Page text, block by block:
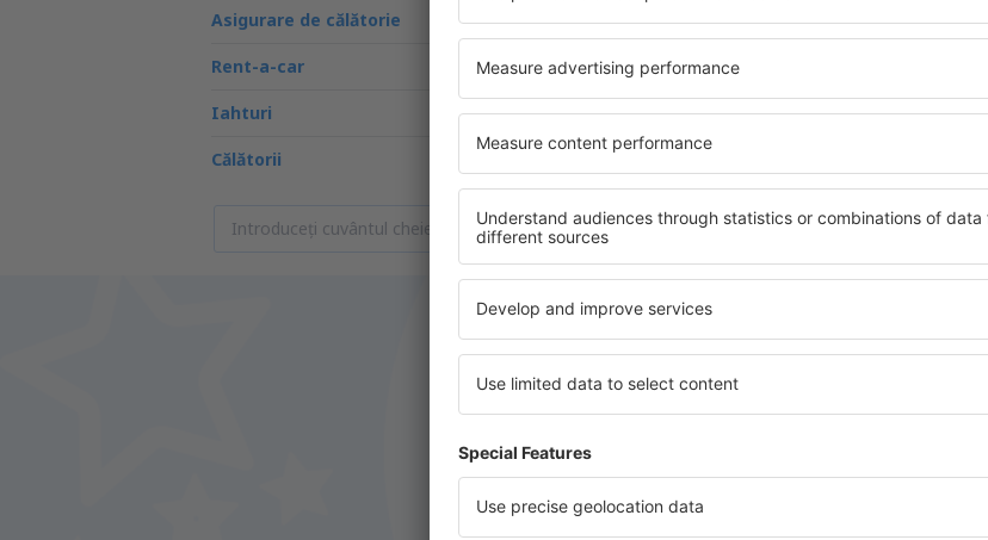
Asigurare de călătorie
Rent-a-car
Iahturi
Călătorii
Economiseşte timp
Rezervă un pachet
pe eSky.ro!